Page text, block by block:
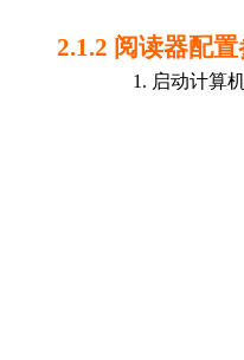
2.1.2 阅读器配
1. 启动计算机